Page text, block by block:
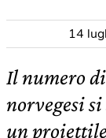
14
Il numero
norvegesi
un